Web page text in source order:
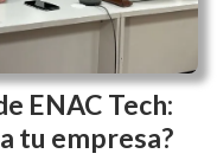
ENAC Tech:
tu empresa?